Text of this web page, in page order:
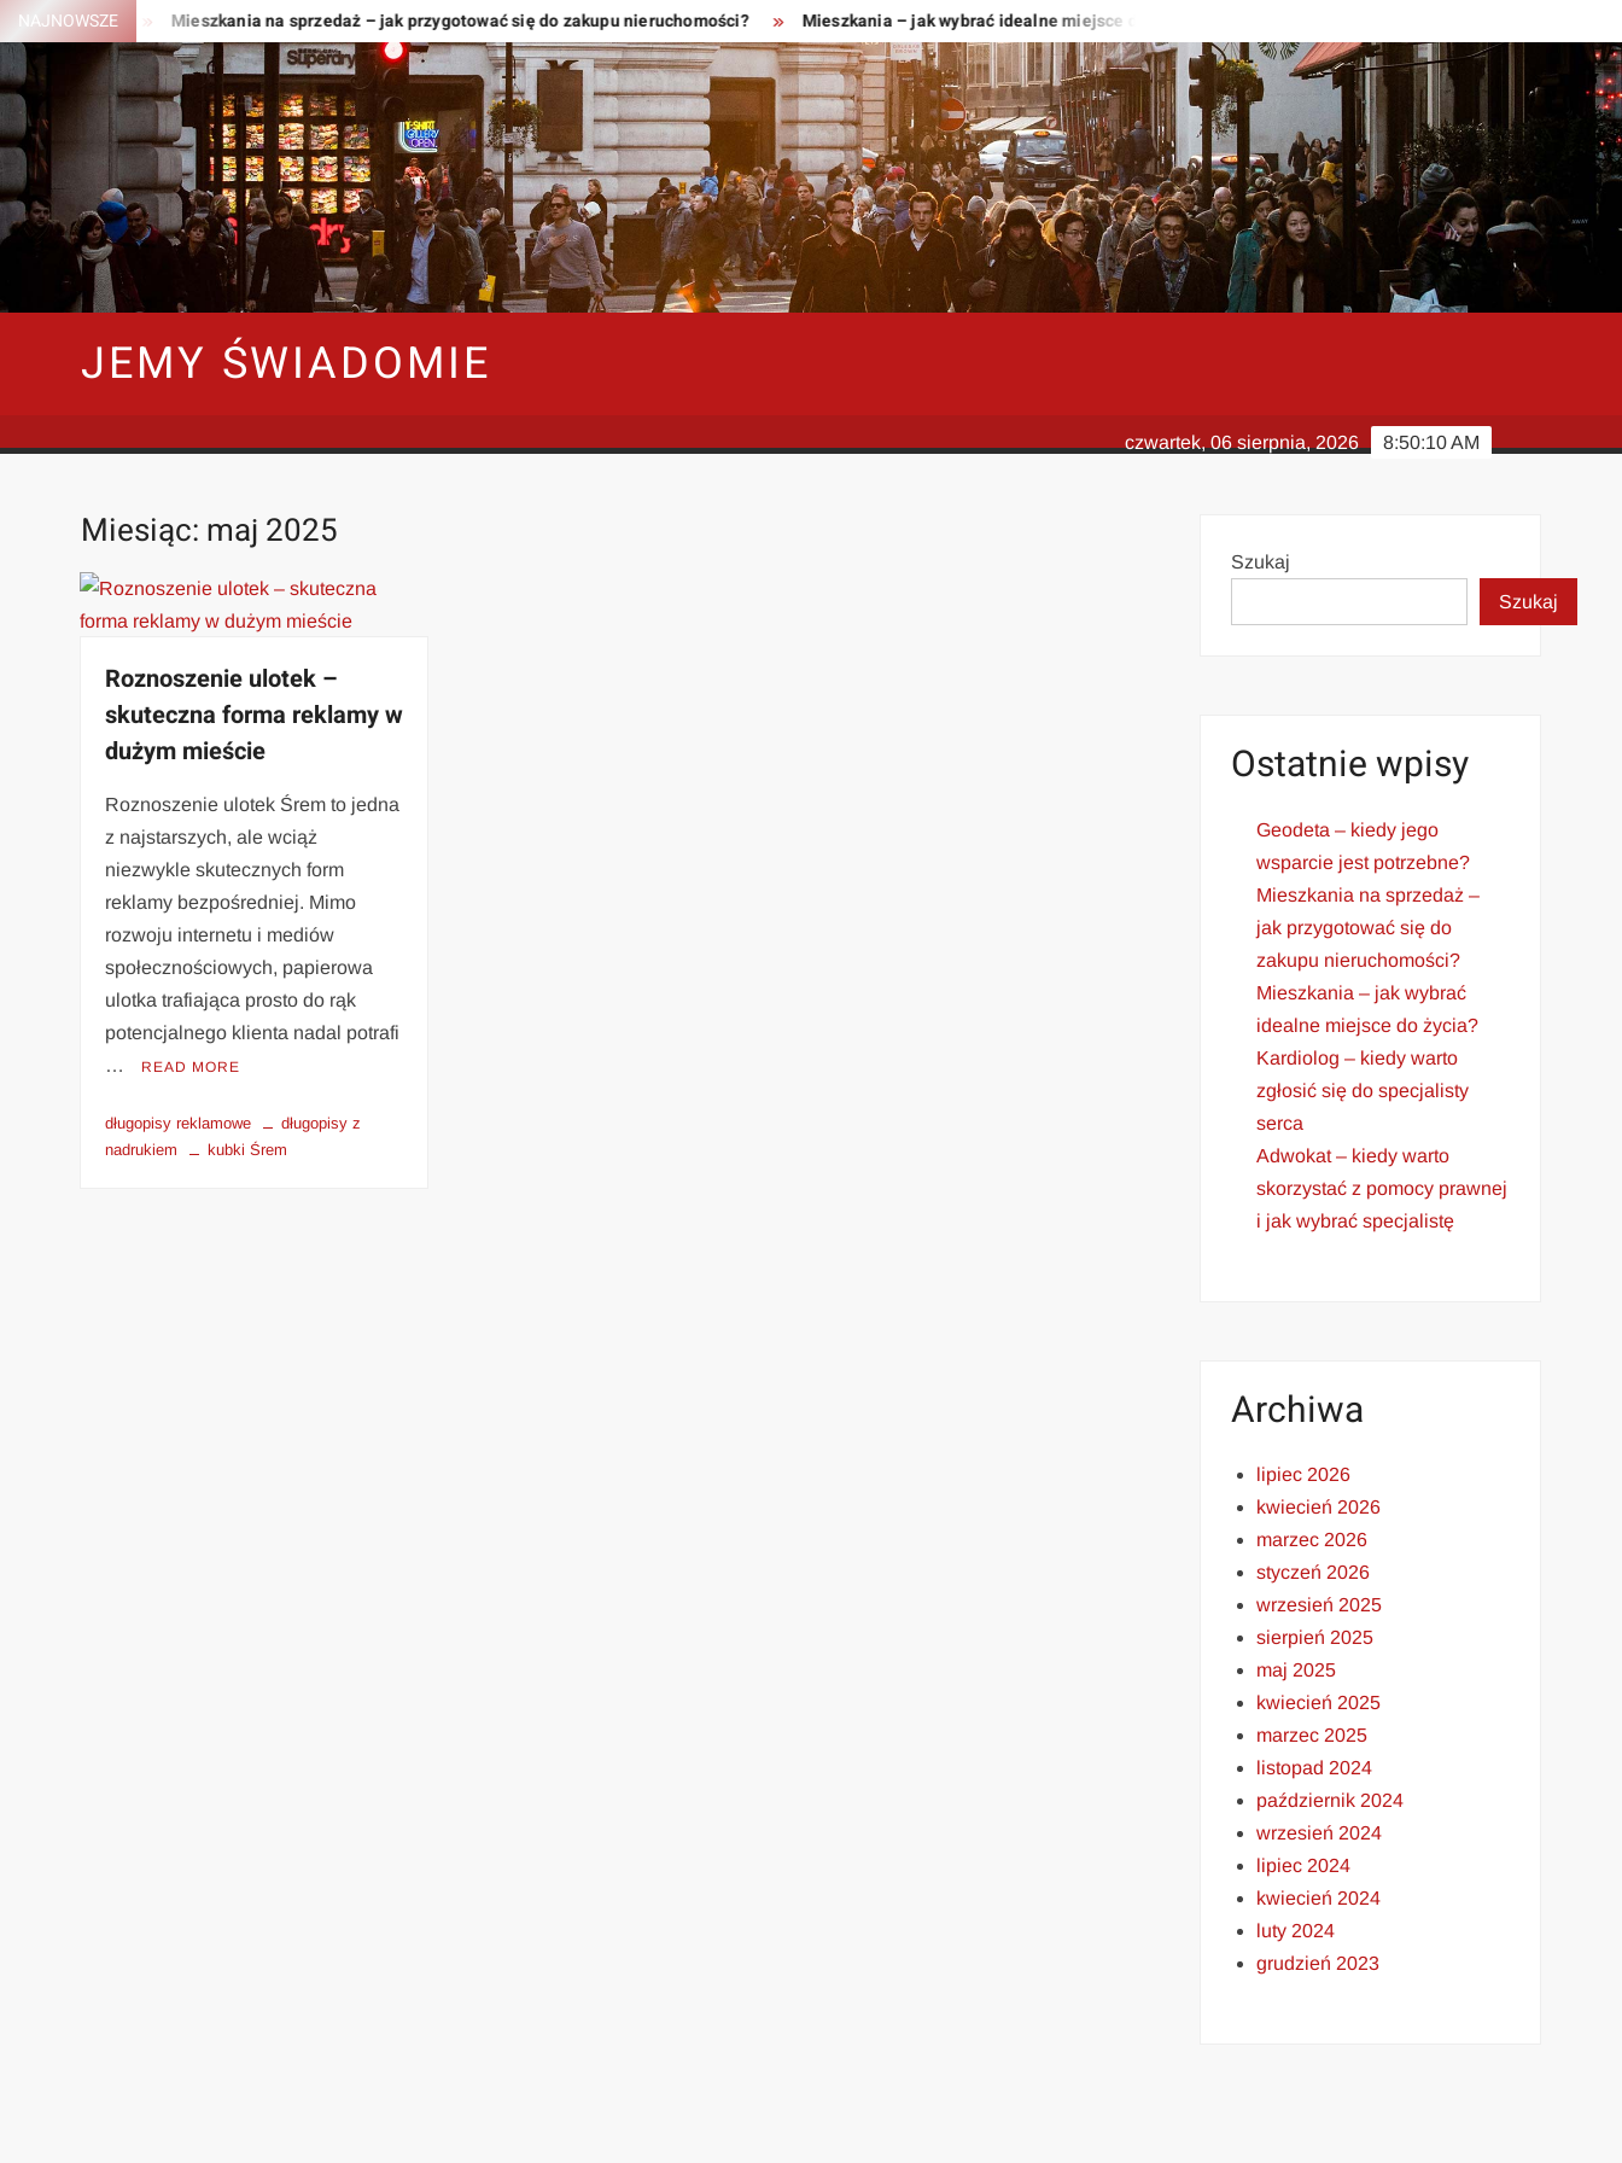
Skip
to
content
NAJNOWSZE Mieszkania na sprzedaż – jak przygotować się do zakupu nieruchomości? Mieszkania – jak wybrać idealne miejsce do życia?
JEMY ŚWIADOMIE
8:50:11 AM
czwartek, 06 sierpnia, 2026
Miesiąc: maj 2025
Roznoszenie ulotek –
skuteczna forma reklamy w
dużym mieście
Roznoszenie ulotek Śrem to jedna
z najstarszych, ale wciąż
niezwykle skutecznych form
reklamy bezpośredniej. Mimo
rozwoju internetu i mediów
społecznościowych, papierowa
ulotka trafiająca prosto do rąk
potencjalnego klienta nadal potrafi
…
READ MORE
długopisy reklamowe
długopisy z
nadrukiem
kubki Śrem
Szukaj
Szukaj
Ostatnie wpisy
Geodeta – kiedy jego
wsparcie jest potrzebne?
Mieszkania na sprzedaż –
jak przygotować się do
zakupu nieruchomości?
Mieszkania – jak wybrać
idealne miejsce do życia?
Kardiolog – kiedy warto
zgłosić się do specjalisty
serca
Adwokat – kiedy warto
skorzystać z pomocy prawnej
i jak wybrać specjalistę
Archiwa
lipiec 2026
kwiecień 2026
marzec 2026
styczeń 2026
wrzesień 2025
sierpień 2025
maj 2025
kwiecień 2025
marzec 2025
listopad 2024
październik 2024
wrzesień 2024
lipiec 2024
kwiecień 2024
luty 2024
grudzień 2023